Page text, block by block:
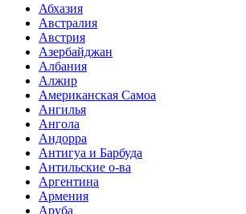
Абхазия
Австралия
Австрия
Азербайджан
Албания
Алжир
Американская Самоа
Ангилья
Ангола
Андорра
Антигуа и Барбуда
Антильские о-ва
Аргентина
Армения
Аруба